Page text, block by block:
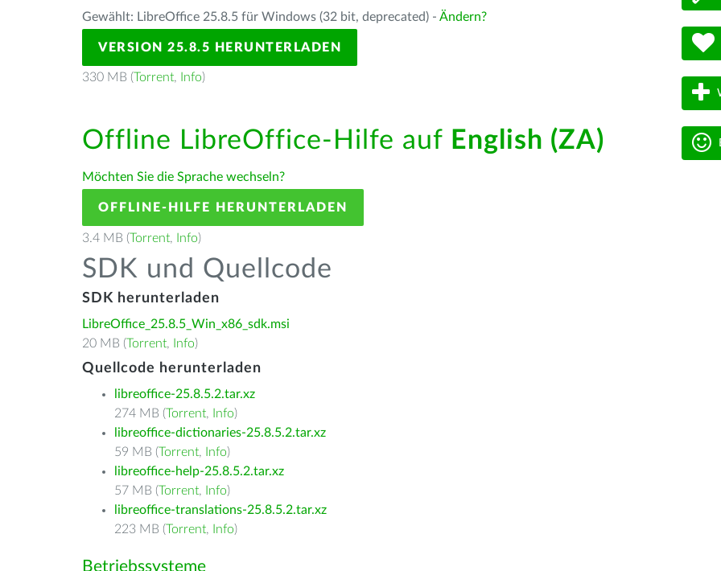
Gewählt: LibreOffice 25.8.5 für Windows (32 bit, deprecated) - Ändern?
VERSION 25.8.5 HERUNTERLADEN
330 MB (Torrent, Info)
Offline LibreOffice-Hilfe auf English (ZA)
Möchten Sie die Sprache wechseln?
OFFLINE-HILFE HERUNTERLADEN
3.4 MB (Torrent, Info)
SDK und Quellcode
SDK herunterladen
LibreOffice_25.8.5_Win_x86_sdk.msi
20 MB (Torrent, Info)
Quellcode herunterladen
libreoffice-25.8.5.2.tar.xz
274 MB (Torrent, Info)
libreoffice-dictionaries-25.8.5.2.tar.xz
59 MB (Torrent, Info)
libreoffice-help-25.8.5.2.tar.xz
57 MB (Torrent, Info)
libreoffice-translations-25.8.5.2.tar.xz
223 MB (Torrent, Info)
Betriebssysteme